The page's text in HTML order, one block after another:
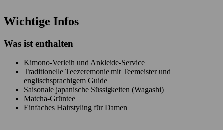
Wichtige Infos
Was ist enthalten
Kimono-Verleih und Ankleide-Service
Traditionelle Teezeremonie mit Teemeister und
englischsprachigem Guide
Saisonale japanische Süssigkeiten (Wagashi)
Matcha-Grüntee
Einfaches Hairstyling für Damen